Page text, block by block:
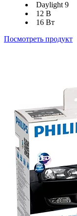
Daylight 9
12 В
16 Вт
Посмотреть продукт